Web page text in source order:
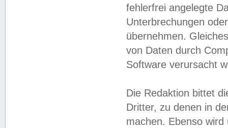
fehlerfrei angelegte
Unterbrechungen
übernehmen.
von Daten durch
Software verursacht
Die Redaktion bittet
Dritter, zu denen in
machen. Ebenso